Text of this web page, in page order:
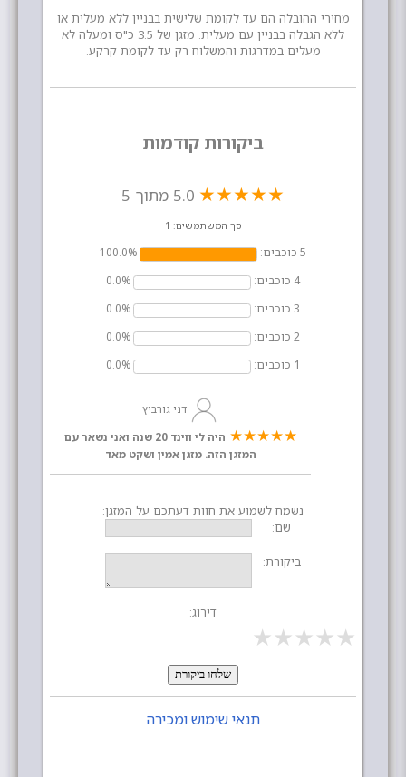
מחירי ההובלה הם עד לקומת שלישית בבניין ללא מעלית או
ללא הגבלה בבניין עם מעלית. מזגן של 3.5 כ"ס ומעלה לא
מעלים במדרגות והמשלוח רק עד לקומת קרקע.
ביקורות קודמות
★
★
★
★
★ 5.0 מתוך 5
סך המשתמשים: 1
5 כוכבים:
4 כוכבים:
3 כוכבים:
2 כוכבים:
1 כוכבים:
דני גורביץ
★
★
★
★
★
היה לי ווינד 20 שנה ואני נשאר עם
המזגן הזה. מזגן אמין ושקט מאד
נשמח לשמוע את חוות דעתכם על המזגן:
שם:
ביקורת:
דירוג:
★★★★★
שלחו ביקורת
תנאי שימוש ומכירה